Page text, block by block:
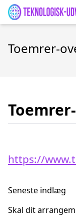
Toemrer-
https://
Seneste indlæg
Skal dit